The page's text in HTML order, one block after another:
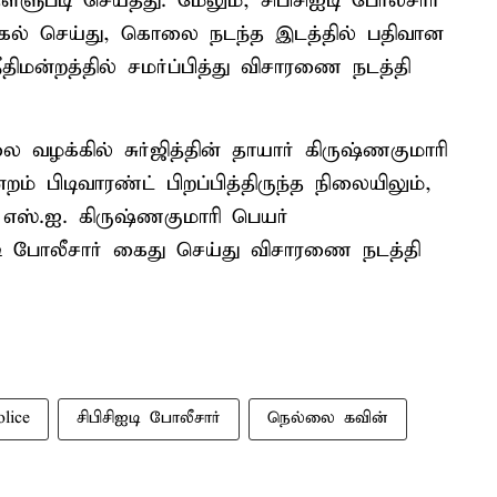
செய்து, கொலை நடந்த இடத்தில் பதிவான
சமர்ப்பித்து விசாரணை நடத்தி
சுர்ஜித்தின் தாயார் கிருஷ்ணகுமாரி
பிறப்பித்திருந்த நிலையிலும்,
எஸ்.ஐ. கிருஷ்ணகுமாரி பெயர்
போலீசார் கைது செய்து விசாரணை நடத்தி
சிபிசிஐடி போலீசார் நெல்லை கவின்